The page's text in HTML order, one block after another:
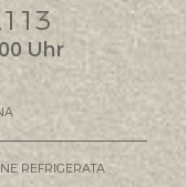
Uhr
REFRIGERATA